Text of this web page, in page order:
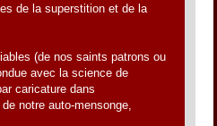
de la superstition et de la
(de nos saints patrons ou
avec la science de
caricature dans
notre auto-mensonge,